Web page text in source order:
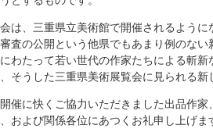
は、三重県立美術館で開催されるように
査の公開という他県でもあまり例のな
わたって若い世代の作家たちによる斬
そうした三重県美術展覧会に見られる新
催に快くご協力いただきました出品作
および関係各位にあつくお礼申し上げま